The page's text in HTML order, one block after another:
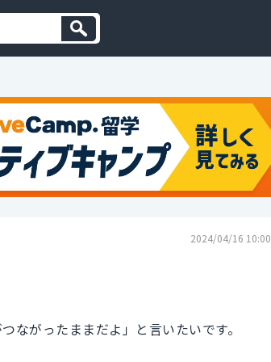
2024/04/16 10:00
ながったままだよ」と言いたいです。